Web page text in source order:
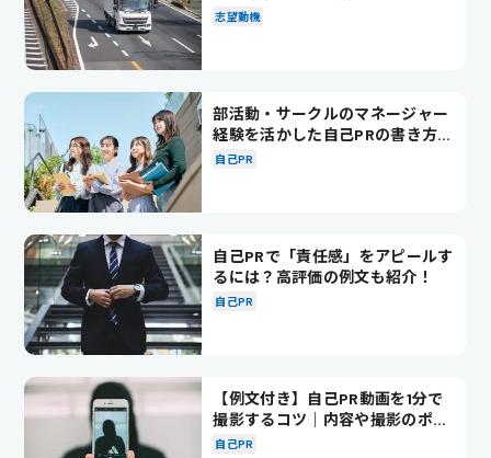
別の例文も紹介
志望動機
部活動・サークルのマネージャー
経験を活かした自己PRの書き方を
徹底解説！
自己PR
自己PRで「責任感」をアピールす
るには？高評価の例文も紹介！
自己PR
【例文付き】自己PR動画を1分で
撮影するコツ｜内容や撮影のポイ
ントも解説
自己PR